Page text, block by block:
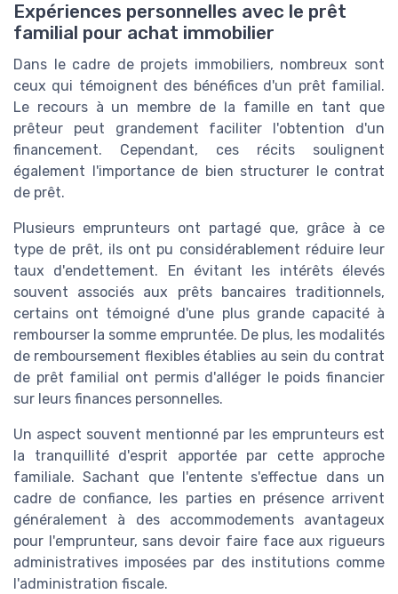
Expériences personnelles avec le prêt
familial pour achat immobilier
Dans le cadre de projets immobiliers, nombreux sont
ceux qui témoignent des bénéfices d'un prêt familial.
Le recours à un membre de la famille en tant que
prêteur peut grandement faciliter l'obtention d'un
financement. Cependant, ces récits soulignent
également l'importance de bien structurer le contrat
de prêt.
Plusieurs emprunteurs ont partagé que, grâce à ce
type de prêt, ils ont pu considérablement réduire leur
taux d'endettement. En évitant les intérêts élevés
souvent associés aux prêts bancaires traditionnels,
certains ont témoigné d'une plus grande capacité à
rembourser la somme empruntée. De plus, les modalités
de remboursement flexibles établies au sein du contrat
de prêt familial ont permis d'alléger le poids financier
sur leurs finances personnelles.
Un aspect souvent mentionné par les emprunteurs est
la tranquillité d'esprit apportée par cette approche
familiale. Sachant que l'entente s'effectue dans un
cadre de confiance, les parties en présence arrivent
généralement à des accommodements avantageux
pour l'emprunteur, sans devoir faire face aux rigueurs
administratives imposées par des institutions comme
l'administration fiscale.